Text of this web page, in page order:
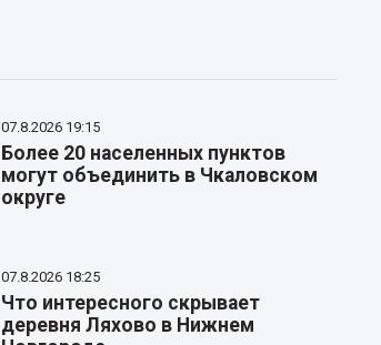
07.8.2026 19:15
Более 20 населенных пунктов
могут объединить в Чкаловском
округе
07.8.2026 18:25
Что интересного скрывает
деревня Ляхово в Нижнем